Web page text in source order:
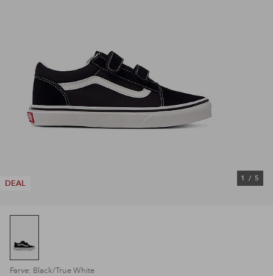
DEAL
1 / 5
Farve: Black/True White